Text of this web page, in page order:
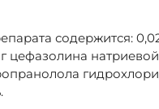
содержится:
г цефазолина натриевой